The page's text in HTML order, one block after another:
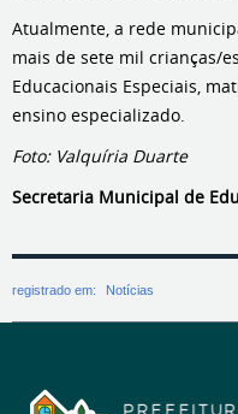
Atualmente, a rede
mais de sete mil crianças/
Educacionais Especiais,
ensino especializado.
Foto: Valquíria Duarte
Secretaria Municipal de
registrado em: Notícias